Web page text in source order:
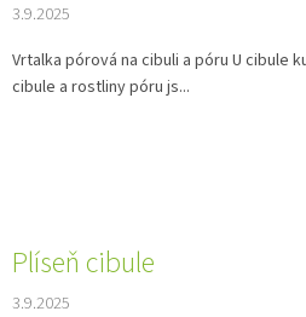
3.9.2025
Vrtalka pórová na cibuli a póru U cibule
cibule a rostliny póru js...
Plíseň cibule
3.9.2025